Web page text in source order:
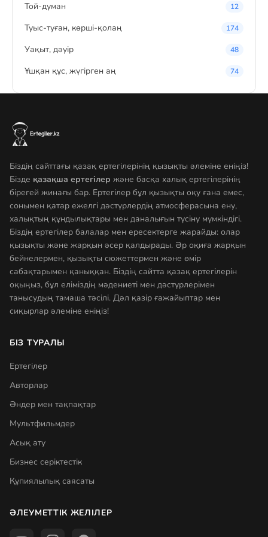
Той-думан 12
Туыс-туған, көрші-қолаң 174
Уақыт, дәуір 48
Ұшқан құс, жүгірген аң 74
Біздің сайттағы қазақ ертегілерінің қызықты әлеміне еніңіз!
Бізде қазақша ертегілер және басқа халық ертегілерінің
бірегей жинағы бар. Ертегілер бұл қызықты оқу ғана емес,
сонымен қатар ежелгі дәстүрлердің атмосферасына ену,
халықтың құндылықтары мен даналығын түсіну мүмкіндігі.
Біздің ертегілер балалар мен ересектерге жарайды: олар
қызықты және жарқын әсер қалдырады. Әр оқиға жарқын
бейнелермен, қызықты сюжеттермен және өмір
сабақтарымен қаныққан. Біздің сайтта қазақ ертегілерін
оқыңыз, бұл еліміздің мәдениеті мен дәстүрлерімен
танысудың тамаша тәсілі. Дәл қазір ғажайыптар мен
сиқырлар әлеміне еніңіз!
БІЗ ТУРАЛЫ
Ертегілер
Авторлар
Әндер мен тақпақтар
Мультфильмдер
Асық ату
Бизнес серіктестік
Құпиялылық саясаты
ӘЛЕУМЕТТІК ЖЕЛІЛЕР